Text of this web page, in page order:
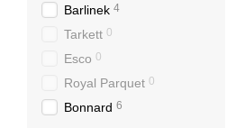
Barlinek 4
Tarkett 0
Esco 0
Royal Parquet 0
Bonnard 6